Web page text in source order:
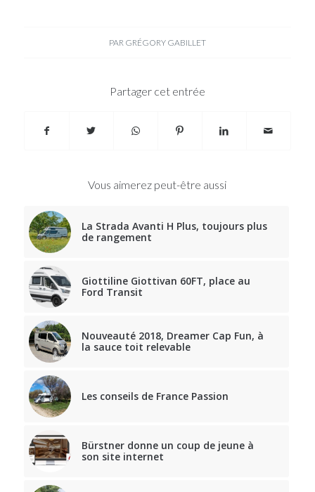
PAR GRÉGORY GABILLET
Partager cet entrée
Vous aimerez peut-être aussi
La Strada Avanti H Plus, toujours plus
de rangement
Giottiline Giottivan 60FT, place au
Ford Transit
Nouveauté 2018, Dreamer Cap Fun, à
la sauce toit relevable
Les conseils de France Passion
Bürstner donne un coup de jeune à
son site internet